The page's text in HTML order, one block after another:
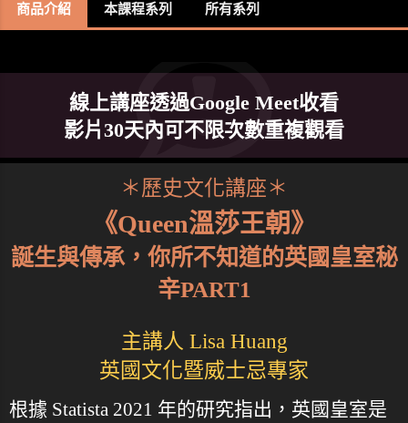
商品介紹 本課程系列 所有系列
線上講座透過Google Meet收看
影片30天內可不限次數重複觀看
＊歷史文化講座＊
《Queen溫莎王朝》
誕生與傳承，你所不知道的英國皇室秘
辛PART1
主講人 Lisa Huang
英國文化暨威士忌專家
根據 Statista 2021 年的研究指出，英國皇室是